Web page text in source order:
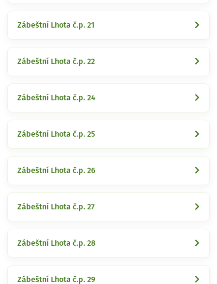
Zábeštní Lhota č.p. 21
Zábeštní Lhota č.p. 22
Zábeštní Lhota č.p. 24
Zábeštní Lhota č.p. 25
Zábeštní Lhota č.p. 26
Zábeštní Lhota č.p. 27
Zábeštní Lhota č.p. 28
Zábeštní Lhota č.p. 29